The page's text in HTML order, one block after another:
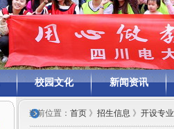
校园文化 新闻资讯
当前位置： 首页 》 招生信息 》 开设专业